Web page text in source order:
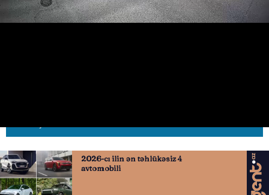
piyadalara təhlükəsizliklə bağlı